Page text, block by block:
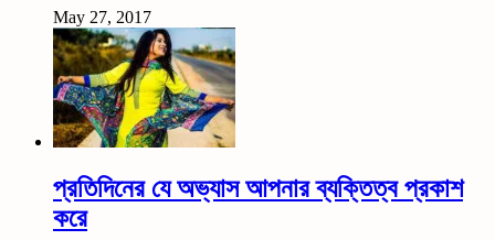
May 27, 2017
প্রতিদিনের যে অভ্যাস আপনার ব্যক্তিত্ব প্রকাশ
করে